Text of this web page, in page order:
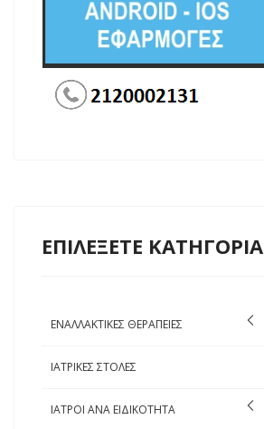
ΕΠΙΛΕΞΕΤΕ ΚΑΤΗΓΟΡΙΑ
ΕΝΑΛΛΑΚΤΙΚΕΣ ΘΕΡΑΠΕΙΕΣ
ΙΑΤΡΙΚΕΣ ΣΤΟΛΕΣ
ΙΑΤΡΟΙ ΑΝΑ ΕΙΔΙΚΟΤΗΤΑ